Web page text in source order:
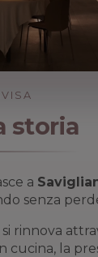
storia
a
senza
rinnova
cucina, la